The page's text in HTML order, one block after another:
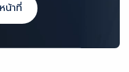
น้าที่